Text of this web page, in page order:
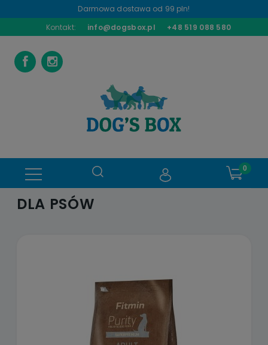
Darmowa dostawa od 99 pln!
Kontakt:
info@dogsbox.pl +48 519 088 580
DLA PSÓW